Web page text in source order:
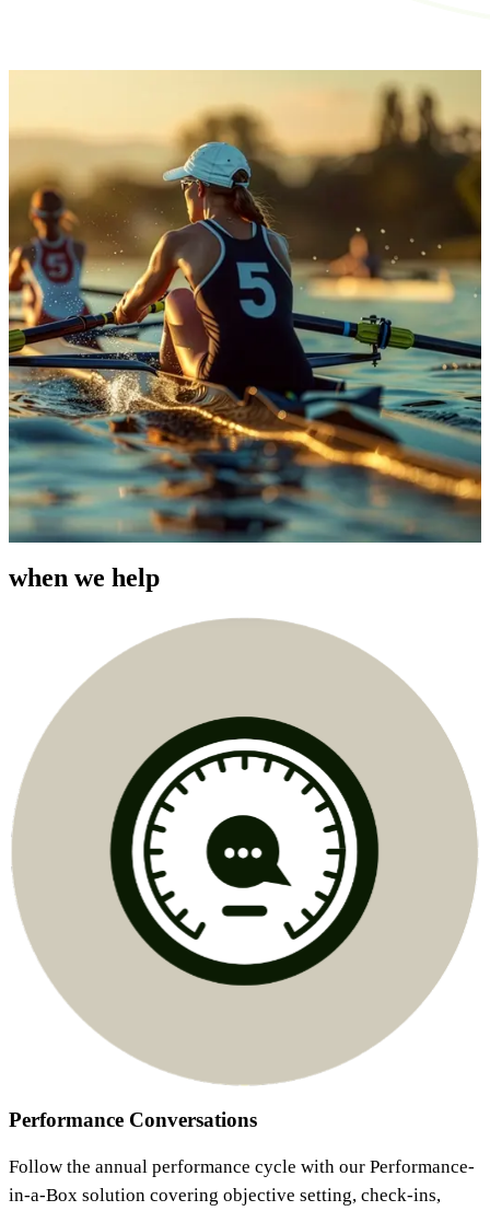
when we help​​​​‌ ‍ ​‍​‍‌‍ ‌ ​‍‌‍‍‌‌‍‌ ‌‍‍‌‌‍ ‍​‍​‍​ ‍‍​‍​‍‌ ​ ‌‍​‌‌‍ ‍‌‍‍‌‌ ‌​‌ ‍‌​‍ ‍‌‍‍‌‌‍ ​‍​‍​‍ ​​‍​‍‌‍‍​‌ ​‍‌‍‌‌‌‍‌‍​‍​‍​ ‍‍​‍​‍‌‍‍​‌ ‌​‌ ‌​‌ ​​​ ‍‍​‍ ​‍ ‌‍ ​‌‍ ‌‍​ ‌‍​‌‌‍ ​‌‍‍​‌‍ ‌ ​ ‌ ‌​​ ‍‍​ ​ ​ ​ ​ ​ ​ ​ ​‍ ‌‍‍‌‌‍ ‍‌ ‌​‌‍‌‌‌‍ ‍‌ ‌​​‍ ‌‍‌‌‌‍‌​‌‍‍‌‌ ‌​​‍ ‌‍ ‌‌‍ ‌‍‌​‌‍‌‌​ ‌‌ ​​‌ ​‍‌‍‌‌‌ ​ ‌‍‌‌‌‍ ‍‌ ‌​‌‍​‌‌ ‌​‌‍‍‌‌‍ ‌‍ ‍​ ‍ ‌‍‍‌‌‍‌​​ ‌​ ​‌​ ​‍‌‍​ ​ ​ ‌‍‌‍‌‍​ ‌‍​ ‌‍‌‌​‍ ‌​ ‌​​ ​‍‌‍‌​​ ​‌​‍ ‌​ ‌​​ ‌‍‌‍‌​‌‍​ ​‍ ‌​ ‍‌​ ‍​‌‍‌‌‌‍​‍​‍ ‌‌‍​ ​ ​‌‌‍‌‌‌‍​ ​ ​‍‌‍‌​‌‍‌‌‌‍‌​‌‍​ ‌‍‌‌​ ‌‍​ ‌​​ ‍ ‌ ‌​‌ ‍‌‌ ​​‌‍‌‌​ ‌‌ ​​‌‍​‌‌‍‌ ‌‍‌‌​ ‍ ‌ ​​‌‍​‌‌ ‌​‌‍‍​​ ‌‌ ​​‌‍​‌‌‍‌ ‌‍‌‌‌​​‍‌ ‌‌‌‍‍‌‌‍ ​‌‍‌​‌‍‌‌‌ ​‍​‍‌‌​ ‌‌‌​​‍‌‌ ‌‍‍ ‌‍‌‌‌ ‍‌​‍‌‌​ ​ ‌​‌​​‍‌‌​ ​ ‌​‌​​‍‌‌​ ​‍​ ​‍​ ‌​​ ​ ‌‍‌‍‌‍‌​‌‍​‍​ ‌ ​ ‍‌​ ​​​ ​‍‌‍​‍​ ‌‌‌‍​‍​‍‌‌​ ​‍​ ​‍​‍‌‌​ ‌‌‌​‌​​‍ ‍‌ ‌​‌‍‍‌‌ ‌​‌‍ ​‌‍‌‌​ ‌‍​‍‌‍​‌‌ ​ ‌‍‌‌‌‌‌‌‌ ​‍‌‍ ​​ ‌‌‍‍​‌ ‌​‌ ‌​‌ ​​​‍‌‌​ ​ ‌​​‌​‍‌‌​ ​‍‌​‌‍​‍‌‌​ ​‍‌​‌‍‌‍ ​‌‍ ‌‍​ ‌‍​‌‌‍ ​‌‍‍​‌‍ ‌ ​ ‌ ‌​​‍‌‌​ ​ ‌​​‌​ ​ ​ ​ ​ ​ ​ ​ ​‍‌‍‌‍‍‌‌‍‌​​ ‌​ ​‌​ ​‍‌‍​ ​ ​ ‌‍‌‍‌‍​ ‌‍​ ‌‍‌‌​‍ ‌​ ‌​​ ​‍‌‍‌​​ ​‌​‍ ‌​ ‌​​ ‌‍‌‍‌​‌‍​ ​‍ ‌​ ‍‌​ ‍​‌‍‌‌‌‍​‍​‍ ‌‌‍​ ​ ​‌‌‍‌‌‌‍​ ​ ​‍‌‍‌​‌‍‌‌‌‍‌​‌‍​ ‌‍‌‌​ ‌‍​ ‌​​‍‌‍‌ ‌​‌ ‍‌‌ ​​‌‍‌‌​ ‌‌ ​​‌‍​‌‌‍‌ ‌‍‌‌​‍‌‍‌ ​​‌‍​‌‌ ‌​‌‍‍​​ ‌‌ ​​‌‍​‌‌‍‌ ‌‍‌‌‌​​‍‌ ‌‌‌‍‍‌‌‍ ​‌‍‌​‌‍‌‌‌ ​‍​‍‌‌​ ‌‌‌​​‍‌‌ ‌‍‍ ‌‍‌‌‌ ‍‌​‍‌‌​ ​ ‌​‌​​‍‌‌​ ​ ‌​‌​​‍‌‌​ ​‍​ ​‍​ ‌​​ ​ ‌‍‌‍‌‍‌​‌‍​‍​ ‌ ​ ‍‌​ ​​​ ​‍‌‍​‍​ ‌‌‌‍​‍​‍‌‌​ ​‍​ ​‍​‍‌‌​ ‌‌‌​‌​​‍ ‍‌ ‌​‌‍‍‌‌ ‌​‌‍ ​‌‍‌‌​‍‌‍‌ ​​‌‍‌‌‌ ​‍‌ ​ ‌ ​​‌‍‌‌‌‍​ ‌ ‌​‌‍‍‌‌ ‌‍‌‍‌‌​ ‌‌ ​​‌ ‌‌‌‍​‍‌‍ ​‌‍‍‌‌ ​ ‌‍‍​‌‍‌‌‌‍‌​​‍​‍‌ ‌
Performance Conversations​​​​‌ ‍ ​‍​‍‌‍ ‌ ​‍‌‍‍‌‌‍‌ ‌‍‍‌‌‍ ‍​‍​‍​ ‍‍​‍​‍‌ ​ ‌‍​‌‌‍ ‍‌‍‍‌‌ ‌​‌ ‍‌​‍ ‍‌‍‍‌‌‍ ​‍​‍​‍ ​​‍​‍‌‍‍​‌ ​‍‌‍‌‌‌‍‌‍​‍​‍​ ‍‍​‍​‍‌‍‍​‌ ‌​‌ ‌​‌ ​​​ ‍‍​‍ ​‍ ‌‍ ​‌‍ ‌‍​ ‌‍​‌‌‍ ​‌‍‍​‌‍ ‌ ​ ‌ ‌​​ ‍‍​ ​ ​ ​ ​ ​ ​ ​ ​‍ ‌‍‍‌‌‍ ‍‌ ‌​‌‍‌‌‌‍ ‍‌ ‌​​‍ ‌‍‌‌‌‍‌​‌‍‍‌‌ ‌​​‍ ‌‍ ‌‌‍ ‌‍‌​‌‍‌‌​ ‌‌ ​​‌ ​‍‌‍‌‌‌ ​ ‌‍‌‌‌‍ ‍‌ ‌​‌‍​‌‌ ‌​‌‍‍‌‌‍ ‌‍ ‍​ ‍ ‌‍‍‌‌‍‌​​ ‌​ ​‌​ ​‍‌‍​ ​ ​ ‌‍‌‍‌‍​ ‌‍​ ‌‍‌‌​‍ ‌​ ‌​​ ​‍‌‍‌​​ ​‌​‍ ‌​ ‌​​ ‌‍‌‍‌​‌‍​ ​‍ ‌​ ‍‌​ ‍​‌‍‌‌‌‍​‍​‍ ‌‌‍​ ​ ​‌‌‍‌‌‌‍​ ​ ​‍‌‍‌​‌‍‌‌‌‍‌​‌‍​ ‌‍‌‌​ ‌‍​ ‌​​ ‍ ‌ ‌​‌ ‍‌‌ ​​‌‍‌‌​ ‌‌ ​​‌‍​‌‌‍‌ ‌‍‌‌​ ‍ ‌ ​​‌‍​‌‌ ‌​‌‍‍​​ ‌‌ ​​‌‍​‌‌‍‌ ‌‍‌‌‌​​‍‌ ‌‌‌‍‍‌‌‍ ​‌‍‌​‌‍‌‌‌ ​‍​‍‌‌​ ‌‌‌​​‍‌‌ ‌‍‍ ‌‍‌‌‌ ‍‌​‍‌‌​ ​ ‌​‌​​‍‌‌​ ​ ‌​‌​​‍‌‌​ ​‍​ ​‍​ ‌​​ ​ ‌‍‌‍‌‍‌​‌‍​‍​ ‌ ​ ‍‌​ ​​​ ​‍‌‍​‍​ ‌‌‌‍​‍​‍‌‌​ ​‍​ ​‍​‍‌‌​ ‌‌‌​‌​​‍ ‍‌‍​ ‌‍​‌‌ ​‍‌‍‌​‌ ​ ​‍‌‌​ ‌‌‌​​‍‌‌ ‌‍‍ ‌‍‌‌‌ ‍‌​‍‌‌​ ​ ‌​‌​​‍‌‌​ ​ ‌​‌​​‍‌‌​ ​‍​ ​‍‌‍​ ​ ‍‌​ ‌ ​ ‌‌‌‍‌‌​ ‌​​ ‌ ​ ​​‌‍‌‍​ ​‍​ ‍‌​ ​‌​‍‌‌​ ​‍​ ​‍​‍‌‌​ ‌‌‌​‌​​‍ ‍‌ ‌​‌‍‍‌‌ ‌​‌‍ ​‌‍‌‌​ ‌‍​‍‌‍​‌‌ ​ ‌‍‌‌‌‌‌‌‌ ​‍‌‍ ​​ ‌‌‍‍​‌ ‌​‌ ‌​‌ ​​​‍‌‌​ ​ ‌​​‌​‍‌‌​ ​‍‌​‌‍​‍‌‌​ ​‍‌​‌‍‌‍ ​‌‍ ‌‍​ ‌‍​‌‌‍ ​‌‍‍​‌‍ ‌ ​ ‌ ‌​​‍‌‌​ ​ ‌​​‌​ ​ ​ ​ ​ ​ ​ ​ ​‍‌‍‌‍‍‌‌‍‌​​ ‌​ ​‌​ ​‍‌‍​ ​ ​ ‌‍‌‍‌‍​ ‌‍​ ‌‍‌‌​‍ ‌​ ‌​​ ​‍‌‍‌​​ ​‌​‍ ‌​ ‌​​ ‌‍‌‍‌​‌‍​ ​‍ ‌​ ‍‌​ ‍​‌‍‌‌‌‍​‍​‍ ‌‌‍​ ​ ​‌‌‍‌‌‌‍​ ​ ​‍‌‍‌​‌‍‌‌‌‍‌​‌‍​ ‌‍‌‌​ ‌‍​ ‌​​‍‌‍‌ ‌​‌ ‍‌‌ ​​‌‍‌‌​ ‌‌ ​​‌‍​‌‌‍‌ ‌‍‌‌​‍‌‍‌ ​​‌‍​‌‌ ‌​‌‍‍​​ ‌‌ ​​‌‍​‌‌‍‌ ‌‍‌‌‌​​‍‌ ‌‌‌‍‍‌‌‍ ​‌‍‌​‌‍‌‌‌ ​‍​‍‌‌​ ‌‌‌​​‍‌‌ ‌‍‍ ‌‍‌‌‌ ‍‌​‍‌‌​ ​ ‌​‌​​‍‌‌​ ​ ‌​‌​​‍‌‌​ ​‍​ ​‍​ ‌​​ ​ ‌‍‌‍‌‍‌​‌‍​‍​ ‌ ​ ‍‌​ ​​​ ​‍‌‍​‍​ ‌‌‌‍​‍​‍‌‌​ ​‍​ ​‍​‍‌‌​ ‌‌‌​‌​​‍ ‍‌‍​ ‌‍​‌‌ ​‍‌‍‌​‌ ​ ​‍‌‌​ ‌‌‌​​‍‌‌ ‌‍‍ ‌‍‌‌‌ ‍‌​‍‌‌​ ​ ‌​‌​​‍‌‌​ ​ ‌​‌​​‍‌‌​ ​‍​ ​‍‌‍​ ​ ‍‌​ ‌ ​ ‌‌‌‍‌‌​ ‌​​ ‌ ​ ​​‌‍‌‍​ ​‍​ ‍‌​ ​‌​‍‌‌​ ​‍​ ​‍​‍‌‌​ ‌‌‌​‌​​‍ ‍‌ ‌​‌‍‍‌‌ ‌​‌‍ ​‌‍‌‌​‍‌‍‌ ​​‌‍‌‌‌ ​‍‌ ​ ‌ ​​‌‍‌‌‌‍​ ‌ ‌​‌‍‍‌‌ ‌‍‌‍‌‌​ ‌‌ ​​‌ ‌‌‌‍​‍‌‍ ​‌‍‍‌‌ ​ ‌‍‍​‌‍‌‌‌‍‌​​‍​‍‌ ‌
Follow the annual performance cycle with our Performance-
in-a-Box solution covering objective setting, check-ins,